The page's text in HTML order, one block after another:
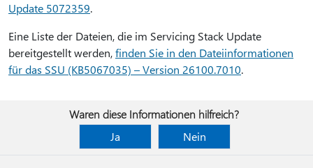
Update 5072359.
Eine Liste der Dateien, die im Servicing Stack Update
bereitgestellt werden,finden Sie in den Dateiinformationen
für das SSU (KB5067035) – Version 26100.7010.
Waren diese Informationen hilfreich?
Ja
Nein